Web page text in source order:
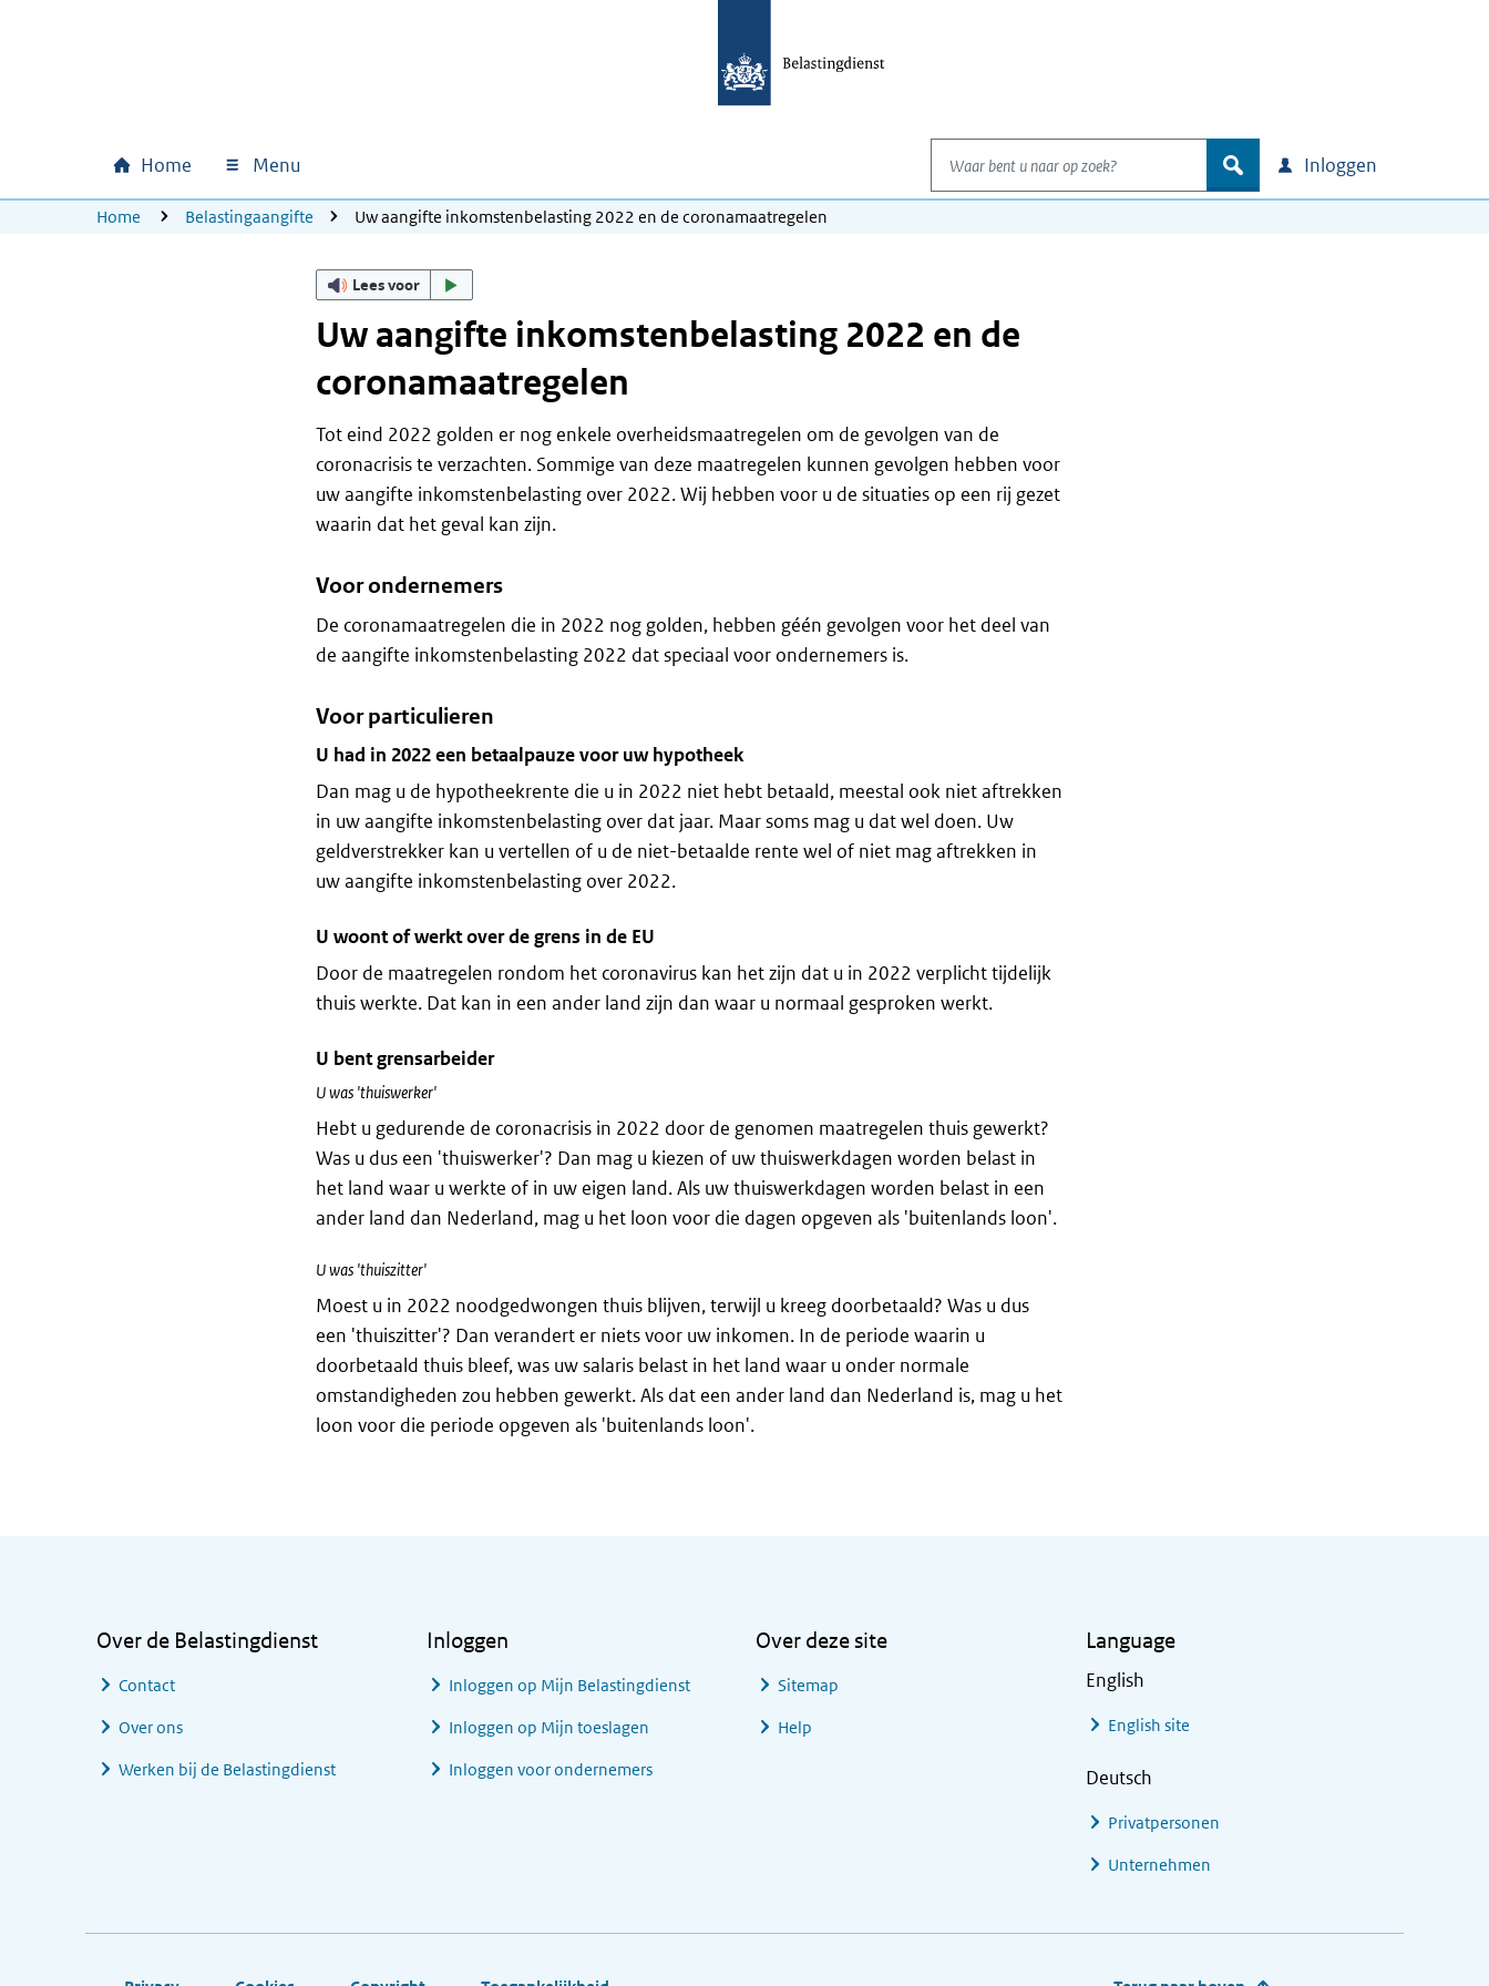
Hoofdnavigatie
Home Menu
Waar bent u naar op zoek?
zoek Inloggen
U bevindt zich hier:
Home Belastingaangifte Uw aangifte inkomstenbelasting 2022 en de coronamaatregelen
Lees voor
Uw aangifte inkomstenbelasting 2022 en de
coronamaatregelen
Tot eind 2022 golden er nog enkele overheidsmaatregelen om de gevolgen van de
coronacrisis te verzachten. Sommige van deze maatregelen kunnen gevolgen hebben voor
uw aangifte inkomstenbelasting over 2022. Wij hebben voor u de situaties op een rij gezet
waarin dat het geval kan zijn.
Voor ondernemers
De coronamaatregelen die in 2022 nog golden, hebben géén gevolgen voor het deel van
de aangifte inkomstenbelasting 2022 dat speciaal voor ondernemers is.
Voor particulieren
U had in 2022 een betaalpauze voor uw hypotheek
Dan mag u de hypotheekrente die u in 2022 niet hebt betaald, meestal ook niet aftrekken
in uw aangifte inkomstenbelasting over dat jaar. Maar soms mag u dat wel doen. Uw
geldverstrekker kan u vertellen of u de niet-betaalde rente wel of niet mag aftrekken in
uw aangifte inkomstenbelasting over 2022.
U woont of werkt over de grens in de EU
Door de maatregelen rondom het coronavirus kan het zijn dat u in 2022 verplicht tijdelijk
thuis werkte. Dat kan in een ander land zijn dan waar u normaal gesproken werkt.
U bent grensarbeider
U was 'thuiswerker'
Hebt u gedurende de coronacrisis in 2022 door de genomen maatregelen thuis gewerkt?
Was u dus een 'thuiswerker'? Dan mag u kiezen of uw thuiswerkdagen worden belast in
het land waar u werkte of in uw eigen land. Als uw thuiswerkdagen worden belast in een
ander land dan Nederland, mag u het loon voor die dagen opgeven als 'buitenlands loon'.
U was 'thuiszitter'
Moest u in 2022 noodgedwongen thuis blijven, terwijl u kreeg doorbetaald? Was u dus
een 'thuiszitter'? Dan verandert er niets voor uw inkomen. In de periode waarin u
doorbetaald thuis bleef, was uw salaris belast in het land waar u onder normale
omstandigheden zou hebben gewerkt. Als dat een ander land dan Nederland is, mag u het
loon voor die periode opgeven als 'buitenlands loon'.
Over de Belastingdienst
Contact
Over ons
Werken bij de Belastingdienst
Inloggen
Inloggen op Mijn Belastingdienst
Inloggen op Mijn toeslagen
Inloggen voor ondernemers
Over deze site
Sitemap
Help
Language
English
English site
Deutsch
Privatpersonen
Unternehmen
Footer links